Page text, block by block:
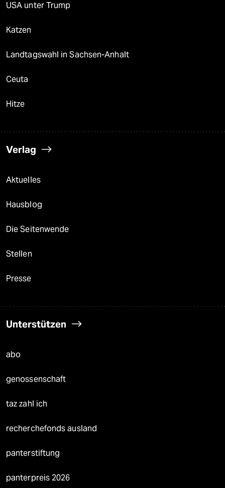
USA unter Trump
Katzen
Landtagswahl in Sachsen-Anhalt
Ceuta
Hitze
Verlag
Aktuelles
Hausblog
Die Seitenwende
Stellen
Presse
Unterstützen
abo
genossenschaft
taz zahl ich
recherchefonds ausland
panterstiftung
panterpreis 2026